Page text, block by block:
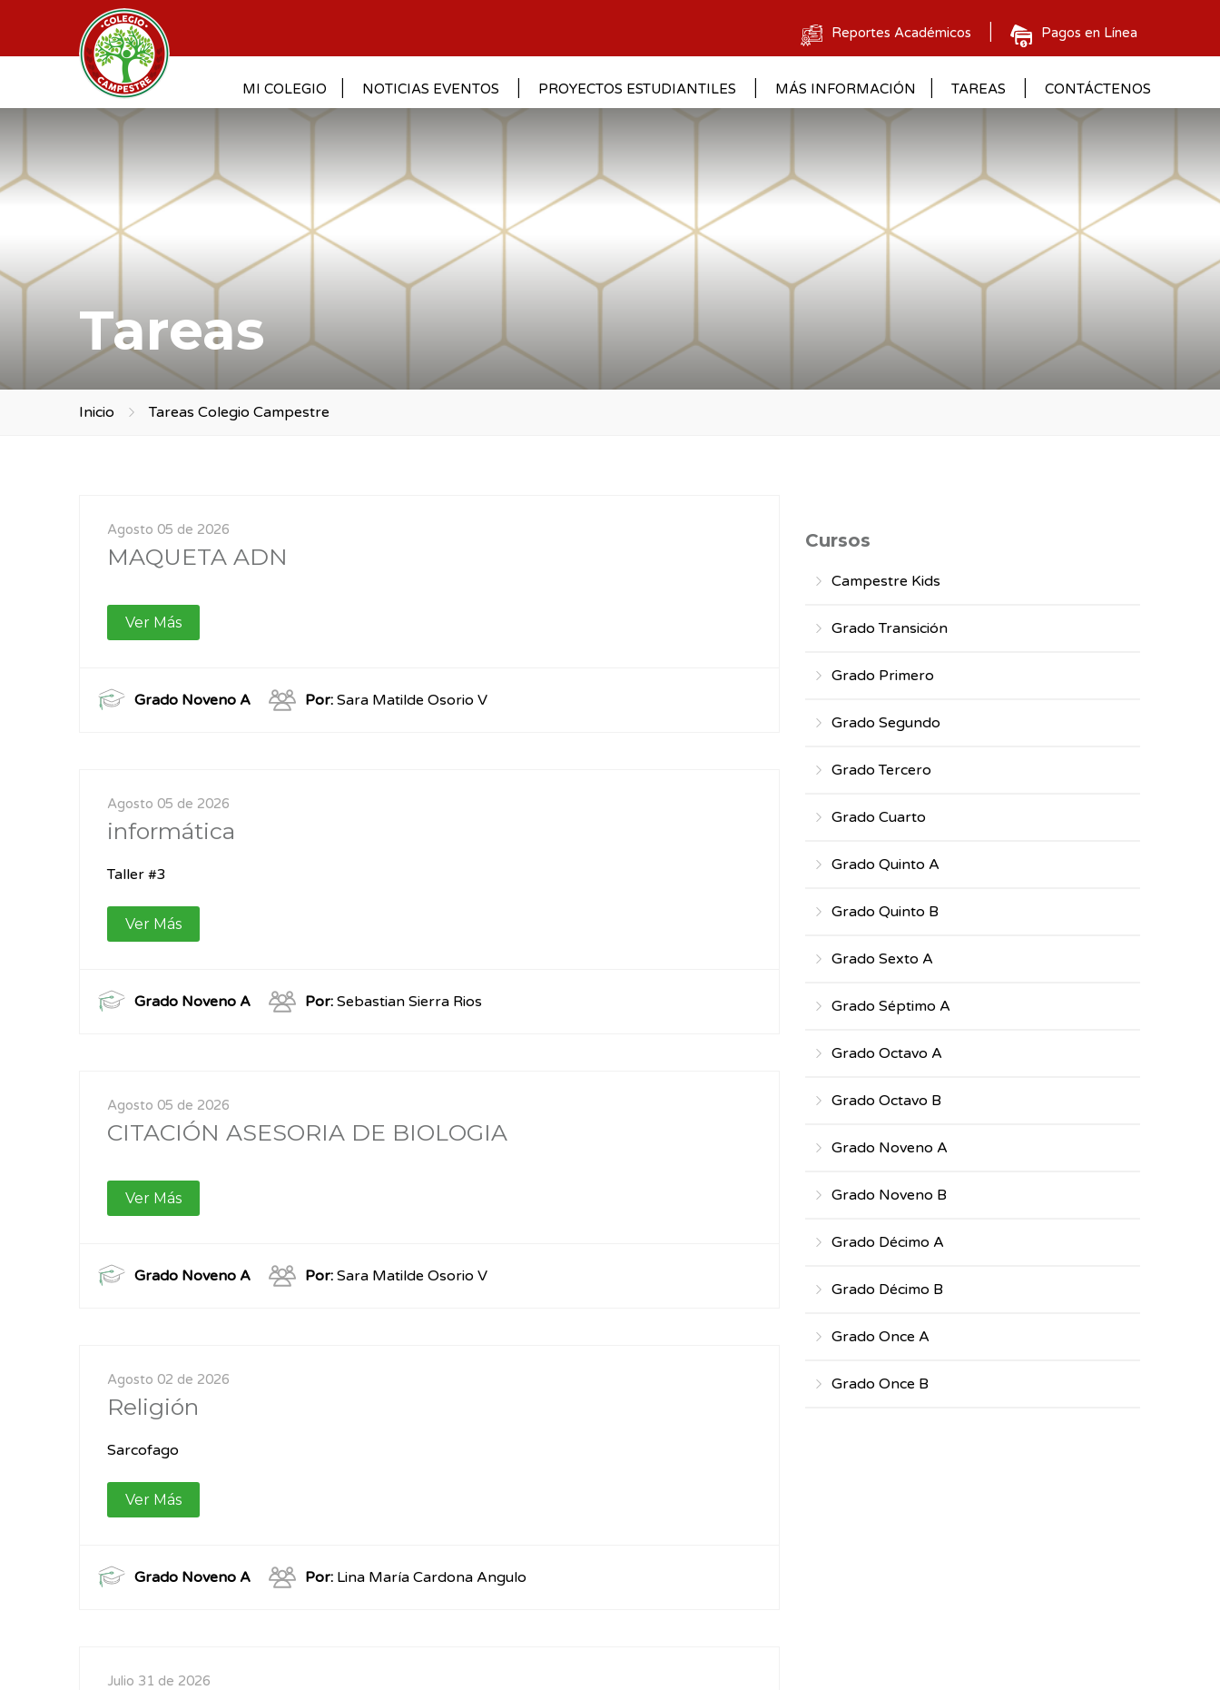
Reportes Académicos Pagos en Línea
MI COLEGIO NOTICIAS EVENTOS PROYECTOS ESTUDIANTILES MÁS INFORMACIÓN TAREAS CONTÁCTENOS
Tareas
Inicio Tareas Colegio Campestre
Agosto 05 de 2026
MAQUETA ADN
Ver Más
Grado Noveno A Por: Sara Matilde Osorio V
Agosto 05 de 2026
informática
Taller #3
Ver Más
Grado Noveno A Por: Sebastian Sierra Rios
Agosto 05 de 2026
CITACIÓN ASESORIA DE BIOLOGIA
Ver Más
Grado Noveno A Por: Sara Matilde Osorio V
Agosto 02 de 2026
Religión
Sarcofago
Ver Más
Grado Noveno A Por: Lina María Cardona Angulo
Julio 31 de 2026
Cursos
Campestre Kids
Grado Transición
Grado Primero
Grado Segundo
Grado Tercero
Grado Cuarto
Grado Quinto A
Grado Quinto B
Grado Sexto A
Grado Séptimo A
Grado Octavo A
Grado Octavo B
Grado Noveno A
Grado Noveno B
Grado Décimo A
Grado Décimo B
Grado Once A
Grado Once B